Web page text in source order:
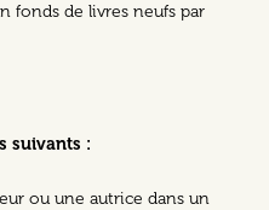
fonds de livres neufs par
suivants :
ou une autrice dans un